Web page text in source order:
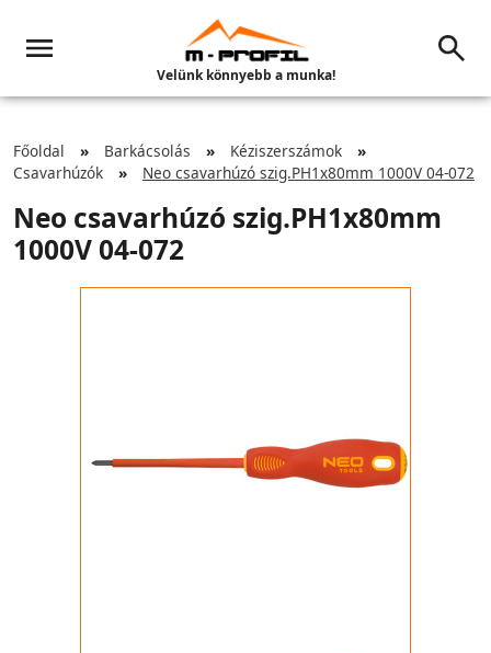
Velünk könnyebb a munka!
Főoldal Barkácsolás
Kéziszerszámok
Csavarhúzók
Neo csavarhúzó szig.PH1x80mm 1000V 04-072
Neo csavarhúzó szig.PH1x80mm
1000V 04-072